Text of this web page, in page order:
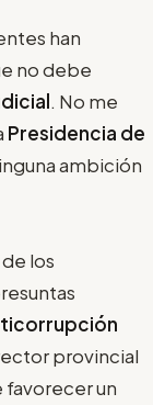
han
no debe
. No me
Presidencia de
ambición
los
provincial
favorecer un